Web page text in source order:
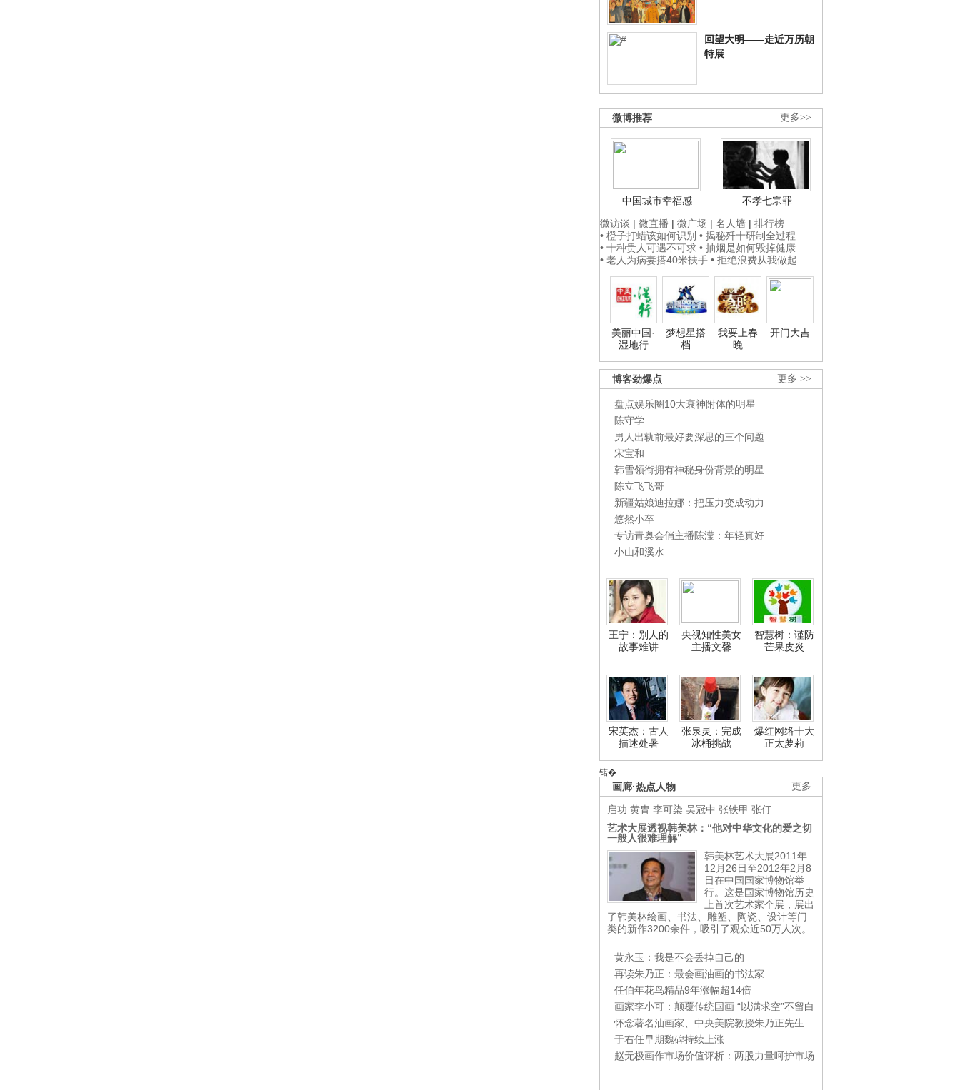
回望大明——走近万历朝
特展
更多>>
微博推荐
中国城市幸福感
不孝七宗罪
微访谈 | 微直播 | 微广场 | 名人墙 | 排行榜
• 橙子打蜡该如何识别 • 揭秘歼十研制全过程
• 十种贵人可遇不可求 • 抽烟是如何毁掉健康
• 老人为病妻搭40米扶手 • 拒绝浪费从我做起
美丽中国·
湿地行
梦想星搭
档
我要上春
晚
开门大吉
更多 >>
博客劲爆点
盘点娱乐圈10大衰神附体的明星
陈守学
男人出轨前最好要深思的三个问题
宋宝和
韩雪领衔拥有神秘身份背景的明星
陈立飞飞哥
新疆姑娘迪拉娜：把压力变成动力
悠然小卒
专访青奥会俏主播陈滢：年轻真好
小山和溪水
王宁：别人的
故事难讲
央视知性美女
主播文馨
智慧树：谨防
芒果皮炎
宋英杰：古人
描述处暑
张泉灵：完成
冰桶挑战
爆红网络十大
正太萝莉
锘�
更多
画廊·热点人物
启功 黄胄 李可染 吴冠中 张铁甲 张仃
艺术大展透视韩美林：“他对中华文化的爱之切
一般人很难理解”
韩美林艺术大展2011年
12月26日至2012年2月8
日在中国国家博物馆举
行。这是国家博物馆历史
上首次艺术家个展，展出
了韩美林绘画、书法、雕塑、陶瓷、设计等门
类的新作3200余件，吸引了观众近50万人次。
黄永玉：我是不会丢掉自己的
再读朱乃正：最会画油画的书法家
任伯年花鸟精品9年涨幅超14倍
画家李小可：颠覆传统国画 “以满求空”不留白
怀念著名油画家、中央美院教授朱乃正先生
于右任早期魏碑持续上涨
赵无极画作市场价值评析：两股力量呵护市场